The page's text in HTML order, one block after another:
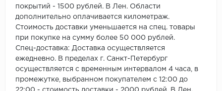
покрытий - 1500 рублей. В Лен. Области
дополнительно оплачивается километраж.
Стоимость доставки уменьшается на спец. товары
при покупке на сумму более 50 000 рублей.
Спец-доставка: Доставка осуществляется
ежедневно. В пределах г. Санкт-Петербург
осуществляется с временным интервалом 4 часа, в
промежутке, выбранном покупателем с 12:00 до